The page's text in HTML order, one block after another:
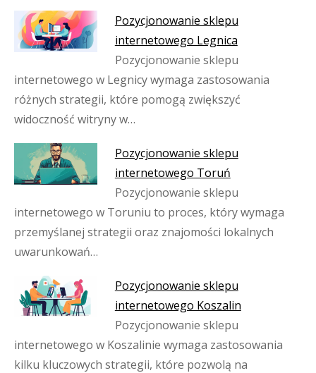
Pozycjonowanie sklepu
internetowego Legnica
Pozycjonowanie sklepu
internetowego w Legnicy wymaga zastosowania
różnych strategii, które pomogą zwiększyć
widoczność witryny w…
Pozycjonowanie sklepu
internetowego Toruń
Pozycjonowanie sklepu
internetowego w Toruniu to proces, który wymaga
przemyślanej strategii oraz znajomości lokalnych
uwarunkowań…
Pozycjonowanie sklepu
internetowego Koszalin
Pozycjonowanie sklepu
internetowego w Koszalinie wymaga zastosowania
kilku kluczowych strategii, które pozwolą na